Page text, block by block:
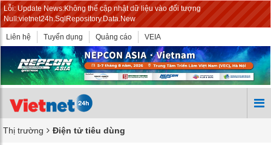
Lỗi: Update News:Không thể cập nhật dữ liệu vào đối tượng
Null:vietnet24h.SqlRepository.Data.New
Liên hệ Tuyển dụng Quảng cáo VEIA
Thị trường Điện tử tiêu dùng